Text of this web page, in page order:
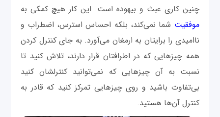
چنین کاری عبث و بیهوده است. این کار هیچ کمکی به
موفقیت شما نمی‌کند، بلکه احساس استرس، اضطراب و
ناامیدی را برایتان به ارمغان می‌آورد. به جای کنترل کردن
همه چیزهایی که در اطرافتان قرار دارند، تلاش کنید تا
نسبت به آن‌ چیزهایی که نمی‌توانید کنترلشان کنید
بی‌تفاوت باشید و روی چیزهایی تمرکز کنید که قادر به
کنترل آن‌ها هستید.